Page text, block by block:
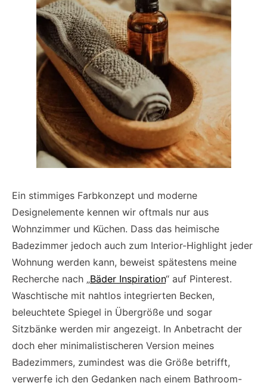
Ein stimmiges Farbkonzept und moderne
Designelemente kennen wir oftmals nur aus
Wohnzimmer und Küchen. Dass das heimische
Badezimmer jedoch auch zum Interior-Highlight jeder
Wohnung werden kann, beweist spätestens meine
Recherche nach „Bäder Inspiration“ auf Pinterest.
Waschtische mit nahtlos integrierten Becken,
beleuchtete Spiegel in Übergröße und sogar
Sitzbänke werden mir angezeigt. In Anbetracht der
doch eher minimalistischeren Version meines
Badezimmers, zumindest was die Größe betrifft,
verwerfe ich den Gedanken nach einem Bathroom-